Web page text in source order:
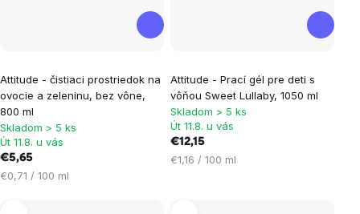
Attitude - čistiaci prostriedok na
ovocie a zeleninu, bez vône,
800 ml
Skladom > 5 ks
Út 11.8. u vás
€5,65
Jednotková
€0,71 / 100 ml
Attitude - Prací gél pre deti s
vôňou Sweet Lullaby, 1050 ml
Skladom > 5 ks
Út 11.8. u vás
€12,15
Jednotková
€1,16 / 100 ml